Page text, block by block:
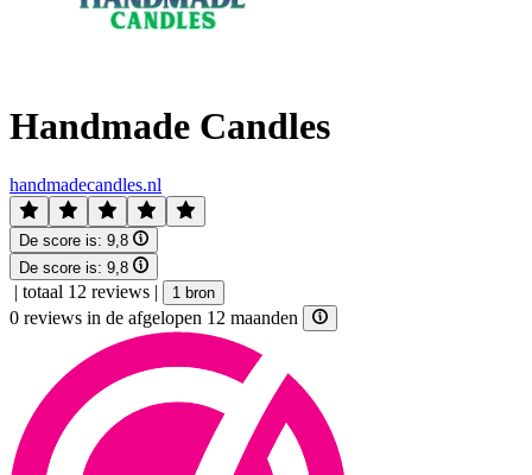
Handmade Candles
handmadecandles.nl
De score is: 9,8
De score is: 9,8
| totaal 12 reviews | 1 bron
0 reviews in de afgelopen 12 maanden